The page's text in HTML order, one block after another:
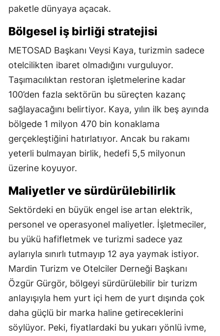
paketle dünyaya açacak.
Bölgesel iş birliği stratejisi
METOSAD Başkanı Veysi Kaya, turizmin sadece
otelcilikten ibaret olmadığını vurguluyor.
Taşımacılıktan restoran işletmelerine kadar
100’den fazla sektörün bu süreçten kazanç
sağlayacağını belirtiyor. Kaya, yılın ilk beş ayında
bölgede 1 milyon 470 bin konaklama
gerçekleştiğini hatırlatıyor. Ancak bu rakamı
yeterli bulmayan birlik, hedefi 5,5 milyonun
üzerine koyuyor.
Maliyetler ve sürdürülebilirlik
Sektördeki en büyük engel ise artan elektrik,
personel ve operasyonel maliyetler. İşletmeciler,
bu yükü hafifletmek ve turizmi sadece yaz
aylarıyla sınırlı tutmayıp 12 aya yaymak istiyor.
Mardin Turizm ve Otelciler Derneği Başkanı
Özgür Gürgör, bölgeyi sürdürülebilir bir turizm
anlayışıyla hem yurt içi hem de yurt dışında çok
daha güçlü bir marka haline getireceklerini
söylüyor. Peki, fiyatlardaki bu yukarı yönlü ivme,